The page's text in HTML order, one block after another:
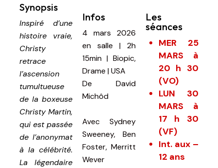
Synopsis
Inspiré d’une
histoire vraie,
Christy
retrace
l’ascension
tumultueuse
de la boxeuse
Christy Martin,
qui est passée
de l’anonymat
à la célébrité.
La légendaire
Infos
4 mars 2026
en salle |2h
15min | Biopic,
Drame | USA
De David
Michôd
Avec Sydney
Sweeney, Ben
Foster, Merritt
Wever
Les
séances
MER 25
MARS à
20 h 30
(VO)
LUN 30
MARS à
17 h 30
(VF)
Int. aux –
12 ans